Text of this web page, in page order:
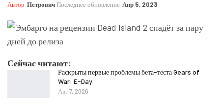
Автор ПетровичПоследнее обновление Апр 5, 2023
Сейчас читают:
Раскрыты первые проблемы бета-теста Gears of
War: E-Day
Авг 7, 2026